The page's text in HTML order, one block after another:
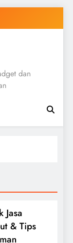
dan
Jasa
& Tips